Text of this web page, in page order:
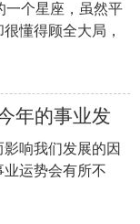
一个星座，虽然平
懂得顾全大局，
年的事业发
响我们发展的因
运势会有所不